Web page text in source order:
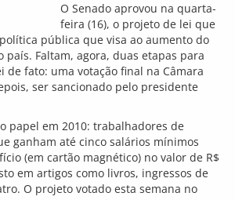
O Senado aprovou na quarta-
feira (16), o projeto de lei que
pública que visa ao aumento do
Faltam, agora, duas etapas para
de fato: uma votação final na Câmara
ser sancionado pelo presidente
papel em 2010: trabalhadores de
ganham até cinco salários mínimos
(em cartão magnético) no valor de R$
em artigos como livros, ingressos de
O projeto votado esta semana no